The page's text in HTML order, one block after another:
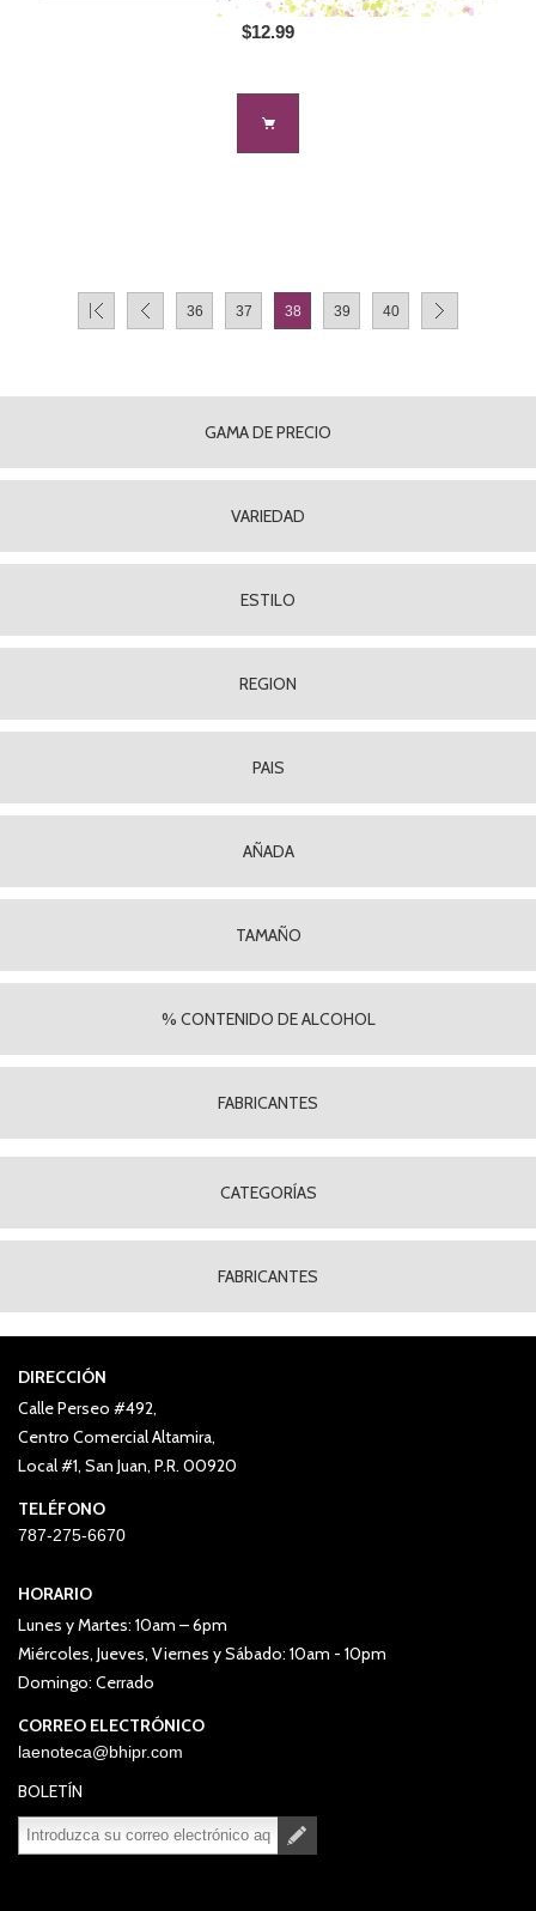
$12.99
36 37 38 39 40
GAMA DE PRECIO
VARIEDAD
ESTILO
REGION
PAIS
AÑADA
TAMAÑO
% CONTENIDO DE ALCOHOL
FABRICANTES
CATEGORÍAS
FABRICANTES
DIRECCIÓN
Calle Perseo #492,
Centro Comercial Altamira,
Local #1, San Juan, P.R. 00920
TELÉFONO
787-275-6670
HORARIO
Lunes y Martes: 10am – 6pm
Miércoles, Jueves, Viernes y Sábado: 10am - 10pm
Domingo: Cerrado
CORREO ELECTRÓNICO
laenoteca@bhipr.com
BOLETÍN